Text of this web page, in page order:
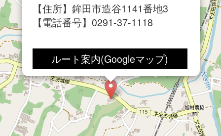
【住所】鉾田市造谷1141番地3
【電話番号】0291-37-1118
ルート案内(Googleマップ)